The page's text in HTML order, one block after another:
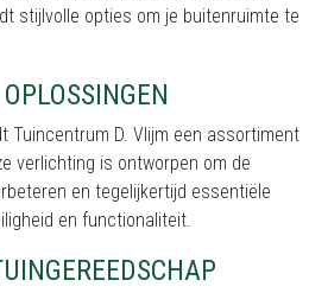
stijlvolle opties om je buitenruimte te
Tuincentrum D. Vlijm een assortiment
verlichting is ontworpen om de
en tegelijkertijd essentiële
en functionaliteit.